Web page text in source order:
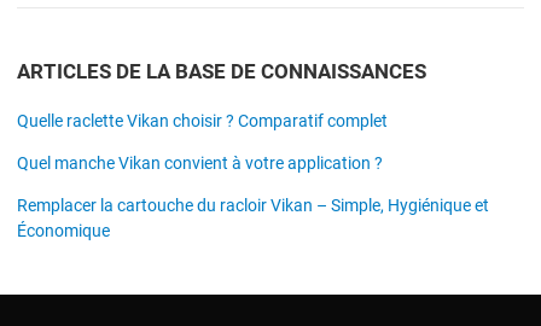
ARTICLES DE LA BASE DE CONNAISSANCES
Quelle raclette Vikan choisir ? Comparatif complet
Quel manche Vikan convient à votre application ?
Remplacer la cartouche du racloir Vikan – Simple, Hygiénique et
Économique